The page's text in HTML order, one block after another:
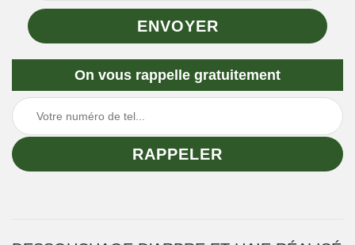
On vous rappelle gratuitement